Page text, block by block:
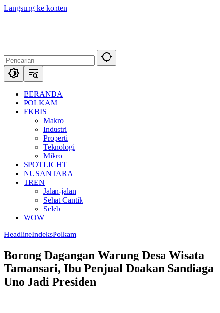
Langsung ke konten
BERANDA
POLKAM
EKBIS
Makro
Industri
Properti
Teknologi
Mikro
SPOTLIGHT
NUSANTARA
TREN
Jalan-jalan
Sehat Cantik
Seleb
WOW
HeadlineIndeksPolkam
Borong Dagangan Warung Desa Wisata
Tamansari, Ibu Penjual Doakan Sandiaga
Uno Jadi Presiden